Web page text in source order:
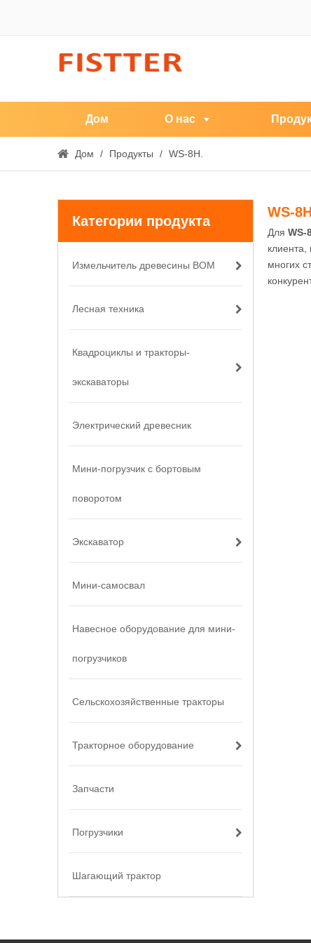
Дом О нас
Дом / Продукты / WS-8H.
Категории продукта
Измельчитель древесины ВОМ
Лесная техника
Квадроциклы и тракторы-
экскаваторы
Электрический древесник
Мини-погрузчик с бортовым
поворотом
Экскаватор
Мини-самосвал
Навесное оборудование для мини-
погрузчиков
Сельскохозяйственные тракторы
Тракторное оборудование
Запчасти
Погрузчики
Шагающий трактор
WS-
Для WS-
клиента,
многих